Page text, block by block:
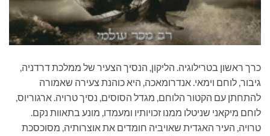
כרך ראשון בטרילוגיה. הליקון, הנסיך הצעיר של ממלכת דרדניה,
גיבור, לוחם וימאי. אנדרומאכה, היא כוהנת צעירה שאמורה
להתחתן עם הקטור הלוחם, מגדל הסוסים, נסיך טרויה. ארגוריוס,
לוחם מיקאני שניטלו ממנו זכויותיו ומעמדו, מונע בתאוות נקם.
טרויה, העיר האגדית שאויביה חומדים את אוצרותיה, מסוכסכת